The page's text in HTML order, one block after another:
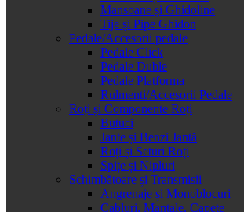
Mansoane și Ghidoline
Tije și Pipe Ghidon
Pedale/Accesorii pedale
Pedale Click
Pedale Duble
Pedale Platforma
Rulmenti/Accesorii Pedale
Roți și Componente Roți
Butuci
Jante și Benzi Jantă
Roți și Seturi Roți
Spițe și Nipluri
Schimbătoare și Transmisii
Angrenaje și Monoblocuri
Cabluri, Mantale, Capete